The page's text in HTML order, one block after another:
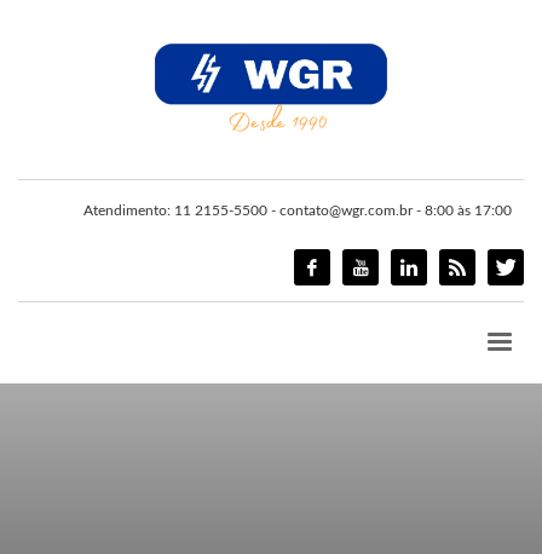
Atendimento: 11 2155-5500 - contato@wgr.com.br - 8:00 às 17:00